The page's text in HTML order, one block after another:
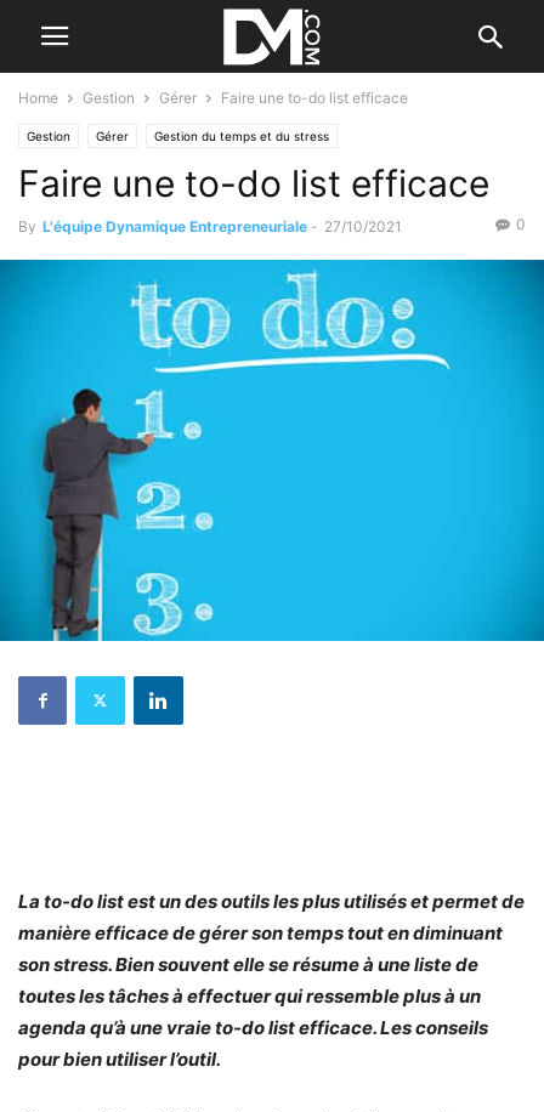
Home Gestion Gérer Faire une to-do list efficace
Gestion Gérer Gestion du temps et du stress
Faire une to-do list efficace
By L'équipe Dynamique Entrepreneuriale - 27/10/2021 0
La to-do list est un des outils les plus utilisés et permet de
manière efficace de gérer son temps tout en diminuant
son stress. Bien souvent elle se résume à une liste de
toutes les tâches à effectuer qui ressemble plus à un
agenda qu’à une vraie to-do list efficace. Les conseils
pour bien utiliser l’outil.